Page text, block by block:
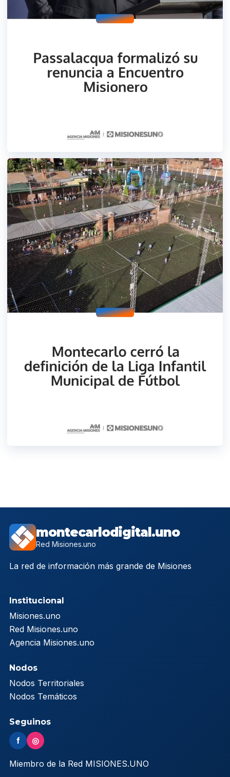
montecarlodigital.uno
Red Misiones.uno
La red de información más grande de Misiones
Institucional
Misiones.uno
Red Misiones.uno
Agencia Misiones.uno
Nodos
Nodos Territoriales
Nodos Temáticos
Seguinos
f ◎
Miembro de la Red MISIONES.UNO